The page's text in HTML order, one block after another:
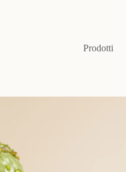
Prodotti